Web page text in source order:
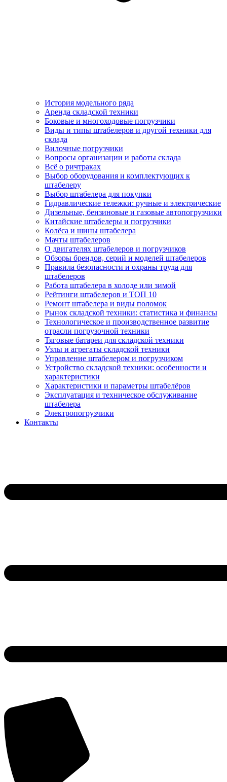
История модельного ряда
Аренда складской техники
Боковые и многоходовые погрузчики
Виды и типы штабелеров и другой техники для
склада
Вилочные погрузчики
Вопросы организации и работы склада
Всё о ричтраках
Выбор оборудования и комплектующих к
штабелеру
Выбор штабелера для покупки
Гидравлические тележки: ручные и электрические
Дизельные, бензиновые и газовые автопогрузчики
Китайские штабелеры и погрузчики
Колёса и шины штабелера
Мачты штабелеров
О двигателях штабелеров и погрузчиков
Обзоры брендов, серий и моделей штабелеров
Правила безопасности и охраны труда для
штабелеров
Работа штабелера в холоде или зимой
Рейтинги штабелеров и ТОП 10
Ремонт штабелера и виды поломок
Рынок складской техники: статистика и финансы
Технологическое и производственное развитие
отрасли погрузочной техники
Тяговые батареи для складской техники
Узлы и агрегаты складской техники
Управление штабелером и погрузчиком
Устройство складской техники: особенности и
характеристики
Характеристики и параметры штабелёров
Эксплуатация и техническое обслуживание
штабелера
Электропогрузчики
Контакты